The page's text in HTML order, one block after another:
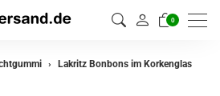
0
Lakritz Bonbons im Korkenglas